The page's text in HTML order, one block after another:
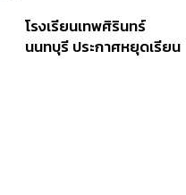
โหว่ และปืนเถื่อนเข้าถึงง่าย
โรงเรียนเทพศิรินทร์
นนทบุรี ประกาศหยุดเรียน